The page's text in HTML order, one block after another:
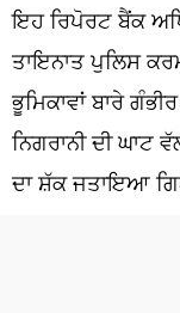
ਪੰਜਾਬ
ਧਰਮ
ਖੇਡਾਂ
ਇਹ ਰਿਪੋਰਟ ਬੈਂਕ
ਤਾਇਨਾਤ ਪੁਲਿਸ
ਭੂਮਿਕਾਵਾਂ ਬਾਰੇ
ਨਿਗਰਾਨੀ ਦੀ ਘਾਟ
ਦਾ ਸ਼ੱਕ ਜਤਾਇਆ